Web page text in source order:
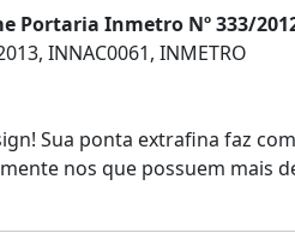
Portaria Inmetro Nº 333/
INNAC0061, INMETRO
Sua ponta extrafina faz
nos que possuem mais